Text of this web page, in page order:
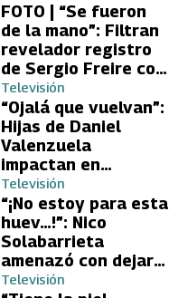
FOTO | “Se fueron
de la mano”: Filtran
revelador registro
de Sergio Freire con
supuesta nueva
conquista
Televisión
“Ojalá que vuelvan”:
Hijas de Daniel
Valenzuela
impactan en
Volverías con tu Ex
2 con directa
petición a su papá
sobre Yamila Reyna
Televisión
“¡No estoy para esta
huev…!”: Nico
Solabarrieta
amenazó con dejar
Volverías con tu Ex
Televisión